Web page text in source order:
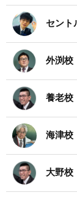
セント
外渕校
養老校
海津校
大野校